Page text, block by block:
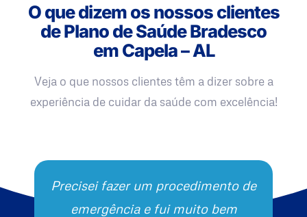
O que dizem os nossos clientes
de Plano de Saúde Bradesco
em Capela – AL
Veja o que nossos clientes têm a dizer sobre a
experiência de cuidar da saúde com excelência!
Precisei fazer um procedimento de
emergência e fui muito bem